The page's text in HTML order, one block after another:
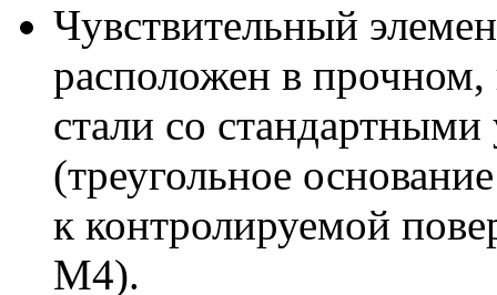
Чувствительный
расположен в прочном,
стали со стандартными
(треугольное
к контролируемой
М4).